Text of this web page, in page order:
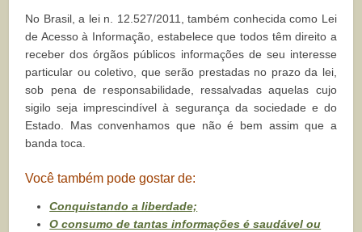
No Brasil, a lei n. 12.527/2011, também conhecida como Lei
de Acesso à Informação, estabelece que todos têm direito a
receber dos órgãos públicos informações de seu interesse
particular ou coletivo, que serão prestadas no prazo da lei,
sob pena de responsabilidade, ressalvadas aquelas cujo
sigilo seja imprescindível à segurança da sociedade e do
Estado. Mas convenhamos que não é bem assim que a
banda toca.
Você também pode gostar de:
Conquistando a liberdade;
O consumo de tantas informações é saudável ou